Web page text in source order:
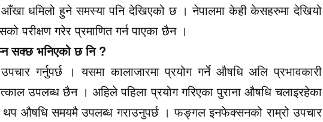
धमिलो हुने समस्या पनि देखिएको छ । नेपालमा केही केसहरुमा देखियो
परीक्षण गरेर प्रमाणित गर्न पाएका छैन ।
सक्छ भनिएको छ नि ?
गर्नुपर्छ । यसमा कालाजारमा प्रयोग गर्ने औषधि अलि प्रभावकारी
उपलब्ध छैन । अहिले पहिला प्रयोग गरिएका पुराना औषधि चलाइरहेका
थप औषधि समयमै उपलब्ध गराउनुपर्छ । फङ्गल इनफेक्सनको राम्रो उपचार